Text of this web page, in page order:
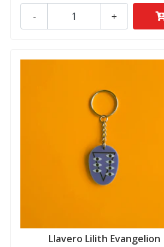
+
-
Llavero Lilith Evangelion